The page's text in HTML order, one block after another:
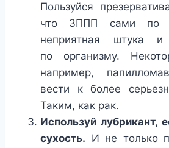
Пользуйся
что ЗППП сами по
неприятная штука
по организму.
например,
вести к более
Таким, как рак.
Используй лубрикант,
сухость. И не только